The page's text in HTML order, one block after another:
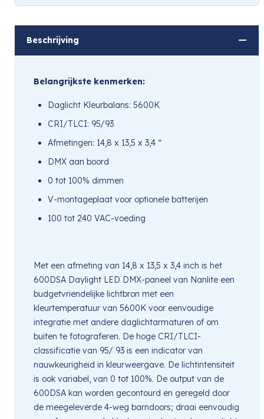
Beschrijving
Belangrijkste kenmerken:
Daglicht Kleurbalans: 5600K
CRI/TLCI: 95/93
Afmetingen: 14,8 x 13,5 x 3,4 “
DMX aan boord
0 tot 100% dimmen
V-montageplaat voor optionele batterijen
100 tot 240 VAC-voeding
Met een afmeting van 14,8 x 13,5 x 3,4 inch is het
600DSA Daylight LED DMX-paneel van Nanlite een
budgetvriendelijke lichtbron met een
kleurtemperatuur van 5600K voor eenvoudige
integratie met andere daglichtarmaturen of om
buiten te fotograferen. De hoge CRI/TLCI-
classificatie van 95/ 93 is een indicator van
nauwkeurigheid in kleurweergave. De lichtintensiteit
is ook variabel, van 0 tot 100%. De output van de
600DSA kan worden gecontourd en geregeld door
de meegeleverde 4-weg barndoors; draai eenvoudig